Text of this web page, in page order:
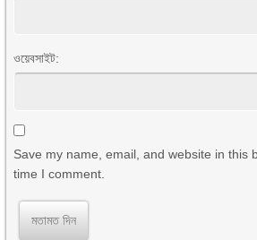
ওয়েবসাইট:
Save my name, email, and website in this
time I comment.